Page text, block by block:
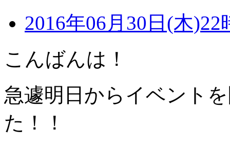
2016年06月30日(木)22
こんばんは！
急遽明日からイベント
た！！